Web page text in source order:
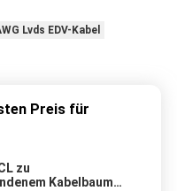
Lvds EDV-Kabel
Preis für
zu
Kabelbaum